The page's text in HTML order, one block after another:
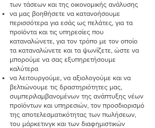
των τάσεων και της οικονομικής ανάλυσης
να μας βοηθήσετε να κατανοήσουμε
περισσότερα για εσάς ως πελάτες, για τα
προϊόντα και τις υπηρεσίες που
καταναλώνετε, για τον τρόπο με τον οποίο
τα καταναλώνετε και τα ψωνίζετε, ώστε να
μπορούμε να σας εξυπηρετήσουμε
καλύτερα
να λειτουργούμε, να αξιολογούμε και να
βελτιώνουμε τις δραστηριότητες μας,
συμπεριλαμβανομένων της ανάπτυξης νέων
προϊόντων και υπηρεσιών, τον προσδιορισμό
της αποτελεσματικότητας των πωλήσεων,
του μάρκετινγκ και των διαφημιστικών